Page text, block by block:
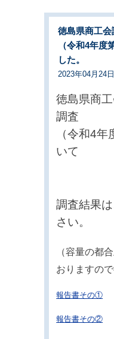
徳島県商工
（令和4年度
した。
2023年04月24日
徳島県商
調査
（令和4
いて
調査結果
さい。
（容量の都
おりますの
報告書その①
報告書その②